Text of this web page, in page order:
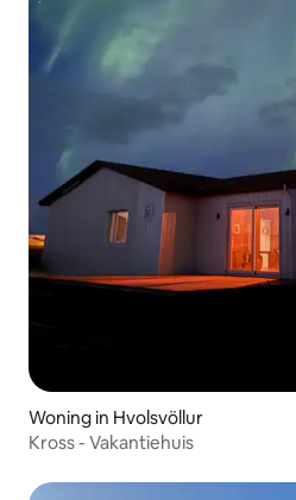
Woning in Hvolsvöllur
Kross - Vakantiehuis